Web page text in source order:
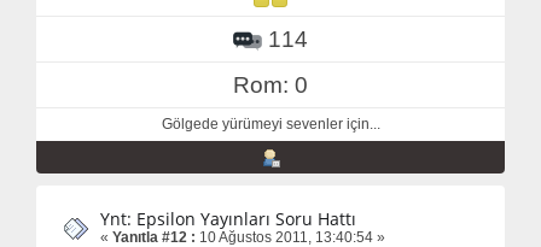
114
Rom: 0
Gölgede yürümeyi sevenler için...
Ynt: Epsilon Yayınları Soru Hattı
« Yanıtla #12 : 10 Ağustos 2011, 13:40:54 »